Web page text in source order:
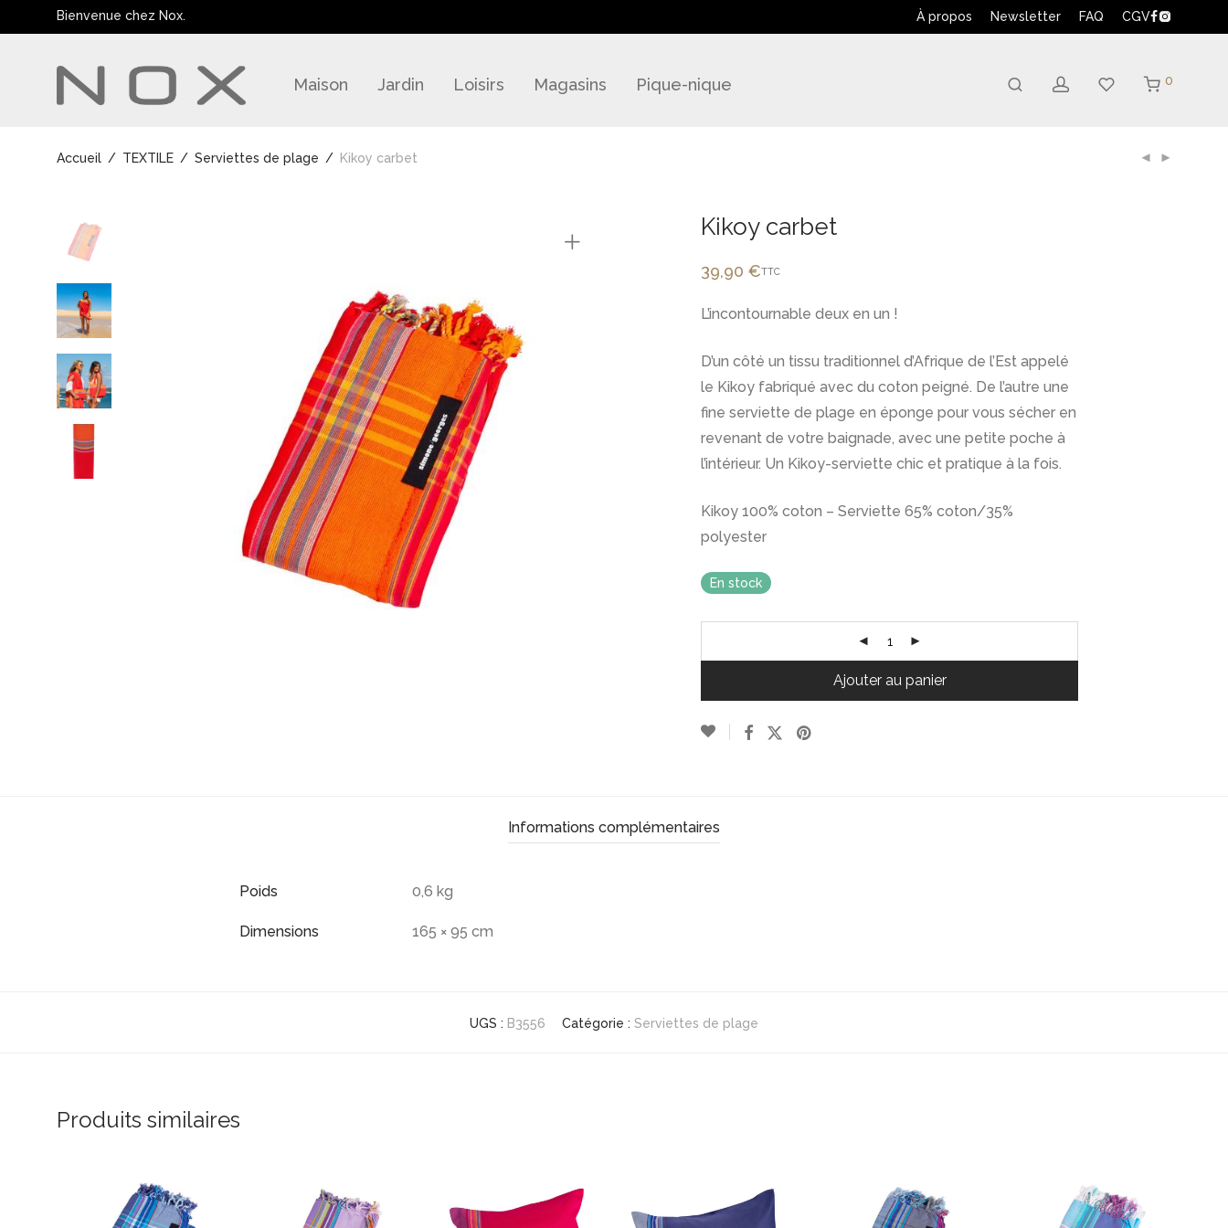
Bienvenue chez Nox. À propos Newsletter FAQ CGV
Maison Jardin Loisirs Magasins Pique-nique 0
Accueil / TEXTILE / Serviettes de plage / Kikoy carbet
Kikoy carbet
39,90 €TTC
L’incontournable deux en un !
D’un côté un tissu traditionnel d’Afrique de l’Est appelé
le Kikoy fabriqué avec du coton peigné. De l’autre une
fine serviette de plage en éponge pour vous sécher en
revenant de votre baignade, avec une petite poche à
l’intérieur. Un Kikoy-serviette chic et pratique à la fois.
Kikoy 100% coton – Serviette 65% coton/35%
polyester
En stock
Ajouter au panier
Informations complémentaires
Poids 0,6 kg
Dimensions 165 × 95 cm
UGS : B3556 Catégorie : Serviettes de plage
Produits similaires